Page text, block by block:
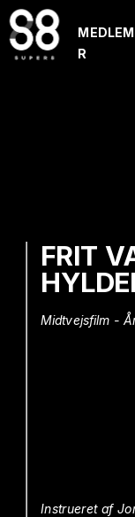
R
FRIT
Midtvejsfilm -
Instrueret af